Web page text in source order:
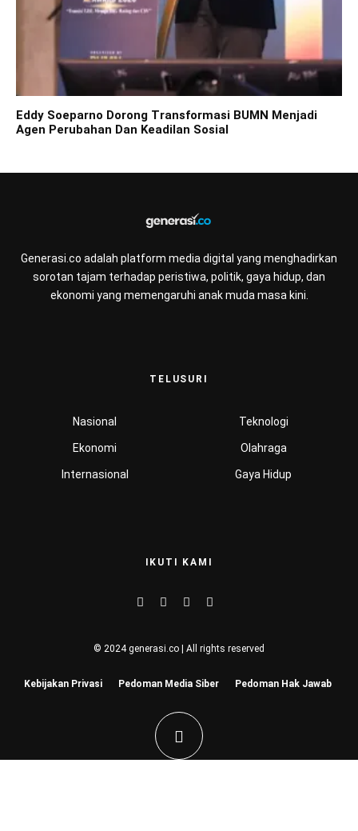
Eddy Soeparno Dorong Transformasi BUMN Menjadi
Agen Perubahan Dan Keadilan Sosial
Generasi.co adalah platform media digital yang menghadirkan
sorotan tajam terhadap peristiwa, politik, gaya hidup, dan
ekonomi yang memengaruhi anak muda masa kini.
TELUSURI
Nasional
Ekonomi
Internasional
Teknologi
Olahraga
Gaya Hidup
IKUTI KAMI
© 2024 generasi.co | All rights reserved
Kebijakan Privasi Pedoman Media Siber Pedoman Hak Jawab